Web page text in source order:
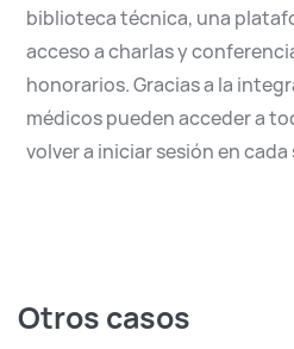
biblioteca técnica, una
acceso a charlas y
honorarios. Gracias a la
médicos pueden acceder a
volver a iniciar sesión en cada
Otros casos